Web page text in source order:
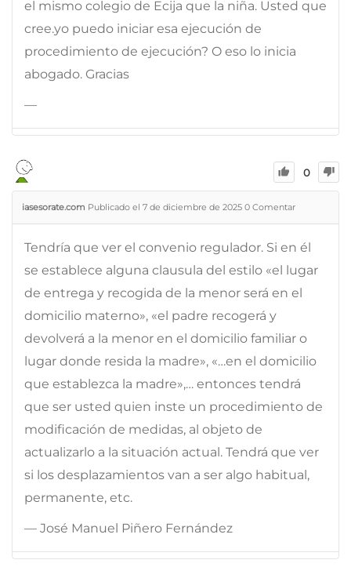
el mismo colegio de Ecija que la niña. Usted que
cree.yo puedo iniciar esa ejecución de
procedimiento de ejecución? O eso lo inicia
abogado. Gracias
—
0
iasesorate.com Publicado el 7 de diciembre de 2025 0 Comentar
Tendría que ver el convenio regulador. Si en él
se establece alguna clausula del estilo «el lugar
de entrega y recogida de la menor será en el
domicilio materno», «el padre recogerá y
devolverá a la menor en el domicilio familiar o
lugar donde resida la madre», «…en el domicilio
que establezca la madre»,… entonces tendrá
que ser usted quien inste un procedimiento de
modificación de medidas, al objeto de
actualizarlo a la situación actual. Tendrá que ver
si los desplazamientos van a ser algo habitual,
permanente, etc.
— José Manuel Piñero Fernández